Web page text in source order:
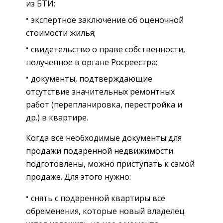
из БТИ;
экспертное заключение об оценочной
стоимости жилья;
свидетельство о праве собственности,
полученное в органе Росреестра;
документы, подтверждающие
отсутствие значительных ремонтных
работ (перепланировка, перестройка и
др.) в квартире.
Когда все необходимые документы для
продажи подаренной недвижимости
подготовлены, можно приступать к самой
продаже. Для этого нужно:
снять с подаренной квартиры все
обременения, которые новый владелец